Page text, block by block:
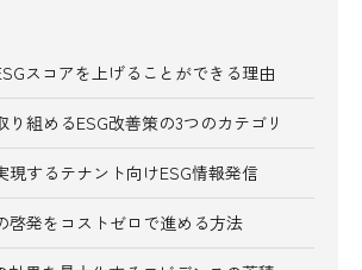
スコアを上げることができる理由
り組めるESG改善策の3つのカテゴリ
現するテナント向けESG情報発信
啓発をコストゼロで進める方法